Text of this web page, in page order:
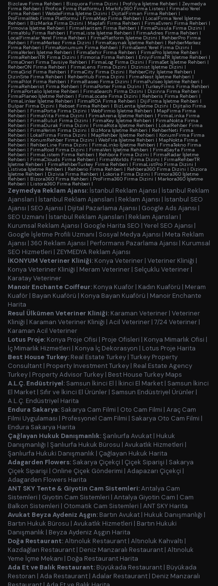
Bizclave Firma Rehberi | Bizquora Firma Dizini | Profilya İşletme Rehberi | Zeymedya
Firma Rehberi | Profica Firma Platformu | Markify360 Firma Listesi | Firmalio Yerel
Firma Rehberi | WebdeFirma İşletme Dizini | DijitalFirman Firma Rehberi |
ProFirmaWeb Firma Platformu | FirmaMap Firma Rehberi | LocalFirma Yerel İşletme
Rehberi | BizMarka Firma Dizini | Maplafi Firma Rehberi | FirmaEvreni Firma Rehberi |
Firmovia İşletme Rehberi | FirmaHaritam Firma Rehberi | FirmaPusula Firma Dizini |
FirmaYolu Firma Rehberi | FirmaListe İşletme Rehberi | FirmaAdres Firma Rehberi |
LocalFirmalar Yerel Firma Rehberi | FirmaPlatform İşletme Dizini | RehberPro Firma
Rehberi | FirmaMerkez Firma Dizini | FirmaKaynak İşletme Rehberi | RehberMerkez
Firma Rehberi | FirmaKonumum Firma Rehberi | FirmaSemt Yerel Firma Dizini |
FirmaYerleri İşletme Rehberi | FirmaSehir Firma Rehberi | FirmaPro İşletme Rehberi |
FirmaRehberiTR Firma Dizini | Firmoria Firma Rehberi | EniyiFirmaTR İşletme Rehberi |
FirmaOneri Firma Tavsiye Rehberi | FirmaLog Firma Dizini | FirmaSet İşletme Rehberi |
RehberON Firma Rehberi | FirmaLens Firma Dizini | Dizinist İşletme Dizini |
FirmaGrid Firma Rehberi | FirmaCity Firma Dizini | RehberCity İşletme Rehberi |
DizinSite Firma Rehberi | RehberHub Firma Dizini | FirmaNest İşletme Rehberi |
FirmaPilot Firma Rehberi | FirmaBaseo Firma Dizini | FirmaPulseo İşletme Rehberi |
FirmaRehberist Firma Rehberi | FirmaPorter Firma Dizini | TurkeyFirms Firma Rehberi
| FirmaPortalio İşletme Rehberi | FirmaSearch Firma Dizini | Dizinra Firma Rehberi |
FirmaPlaneo İşletme Rehberi | FirmaLocate Firma Dizini | Rehberis Firma Rehberi |
FirmaLinker İşletme Rehberi | FirmaROA Firma Rehberi | DijiFirma İşletme Rehberi |
Bulpar Firma Dizini | Rebset Firma Rehberi | BizLenta İşletme Dizini | Dijitalio Firma
Rehberi | FirmaPorta Firma Dizini | WebFirmio İşletme Rehberi | MapFirma Firma
Rehberi | FirmaVita Firma Dizini | FirmaArena İşletme Rehberi | FirmaLinka Firma
Rehberi | FirmaBulut Firma Dizini | FirmaKey İşletme Rehberi | FirmaNokta Firma
Rehberi | FirmaDurak Firma Dizini | FirmaRota İşletme Rehberi | LokalRehber Firma
Rehberi | FirmaYerim Firma Dizini | BizMora İşletme Rehberi | RehberNeti Firma
Rehberi | LokalFirma Firma Dizini | MapRehber İşletme Rehberi | KonumFirma Firma
Rehberi | KonumRehber Firma Dizini | WebFira İşletme Rehberi | MapNokta Firma
Rehberi | RehberLine Firma Dizini | FirmaLinko İşletme Rehberi | FirmaTekno Firma
Rehberi | FirmaRoid Firma Dizini | FirmaVeri İşletme Rehberi | FirmaSayfa Firma
Rehberi | FirmaListem Firma Rehberi | Rehbora Firma Dizini | FirmaRadar İşletme
Rehberi | FirmaClouds Firma Rehberi | FirmaWorlds Firma Dizini | FirmaRehberTR
İşletme Rehberi | FirmaRehberTurkey Firma Rehberi | FirmaListPro Firma Dizini |
Listivoa İşletme Rehberi | Rehberio Firma Rehberi | Rehbera360 Firma Dizini | Diziora
İşletme Rehberi | Dizivia Firma Rehberi | Lokoria Firma Dizini | Firmora360 İşletme
Rehberi | Bizora360 Firma Rehberi | ProFirma360 Firma Dizini | Markora360 İşletme
Rehberi | Listora360 Firma Rehberi |
Zeymedya Reklam Ajansı: İstanbul Reklam Ajansı | İstanbul Reklam
Ajansları | İstanbul Reklam Ajansları | Reklam Ajansı | İstanbul SEO
Ajansı | SEO Ajansı | Dijital Pazarlama Ajansı | Google Ads Ajansı |
SEO Uzmanı | İstanbul Reklam Ajansları | Reklam Ajansları |
Kurumsal Reklam Ajansı | Google Harita SEO | Yerel SEO Ajansı |
Google İşletme Profili Uzmanı | Sosyal Medya Ajansı | Meta Reklam
Ajansı | 360 Reklam Ajansı | Performans Pazarlama Ajansı | Kurumsal
SEO Hizmetleri | ZEYMEDYA Reklam Ajansı
İKONYUM Veteriner Kliniği: Konya Veteriner | Veteriner Kliniği |
Konya Veteriner Kliniği | Meram Veteriner | Selçuklu Veteriner |
Karatay Veteriner
Manoir Enchante Coiffeur: Konya Kuaför | Kadın Kuaförü | Meram
Kuaför | Bayan Kuaförü | Konya Bayan Kuaförü | Manoir Enchante
Harita
Resul Ülkümen Veteriner Kliniği: Karaman Veteriner | Veteriner
Kliniği | Karaman Veteriner Kliniği | Acil Veteriner | 7/24 Veteriner |
Karaman Acil Veteriner
Lotus Proje: Konya Proje Ofisi | Proje Ofisleri | Konya Mimarlık Ofisi |
İç Mimarlık Hizmetleri | Konya İç Dekorasyon | Lotus Proje Harita
Best House Turkey: Real Estate Turkey | Turkey Property
Consultant | Property Investment Turkey | Real Estate Agency
Turkey | Property Advisor Turkey | Best House Turkey Maps
A.L.Ç. Endüstriyel: Samsun İkinci El | İkinci El Market | Samsun İkinci
El Market | Sıfır ve İkinci El Ürünler | Samsun Endüstriyel Ürünler |
A.L.Ç. Endüstriyel Harita
Endura Sakarya: Sakarya Cam Filmi | Oto Cam Filmi | Araç Cam
Filmi Uygulaması | Profesyonel Cam Filmi | Sakarya Oto Cam Filmi |
Endura Sakarya Harita
Çağlayan Hukuk Danışmanlık:Şanlıurfa Avukat | Hukuk
Danışmanlığı | Şanlıurfa Hukuk Bürosu | Avukatlık Hizmetleri |
Şanlıurfa Hukuki Danışmanlık | Çağlayan Hukuk Harita
Adagarden Flowers: Sakarya Çiçekçi | Çiçek Siparişi | Sakarya
Çiçek Siparişi | Online Çiçek Gönderimi | Adapazarı Çiçekçi |
Adagarden Flowers Harita
ANT SKY Tente & Giyotin Cam Sistemleri:Antalya Cam
Sistemleri | Giyotin Cam Sistemleri | Antalya Giyotin Cam | Cam
Balkon Sistemleri | Otomatik Cam Sistemleri | ANT SKY Harita
Avukat Beyza Aydeniz Aşgın: Bartın Avukat | Hukuk Danışmanlığı |
Bartın Hukuk Bürosu | Avukatlık Hizmetleri | Bartın Hukuki
Danışmanlık | Beyza Aydeniz Aşgın Harita
Doğa Restaurant:Altınoluk Restaurant | Altınoluk Kahvaltı |
Kazdağları Restaurant | Deniz Manzaralı Restaurant | Altınoluk
Yeme İçme Mekanı | Doğa Restaurant Harita
Ada Et ve Balık Restaurant: Büyükada Restaurant | Büyükada
Restoran | Ada Restaurant | Adalar Restaurant | Deniz Manzaralı